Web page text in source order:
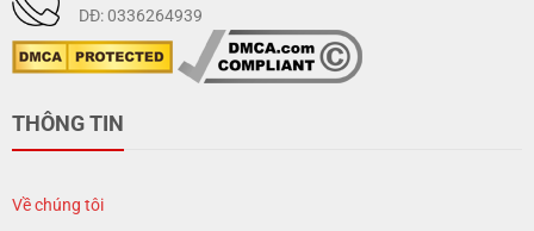
DĐ: 0336264939
THÔNG TIN
Về chúng tôi